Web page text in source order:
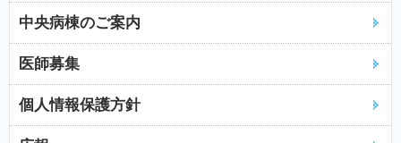
中央病棟のご案内
医師募集
個人情報保護方針